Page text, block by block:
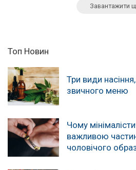
Завантажити
Топ Новин
Три види
звичного меню
Чому
важливою
чоловічого